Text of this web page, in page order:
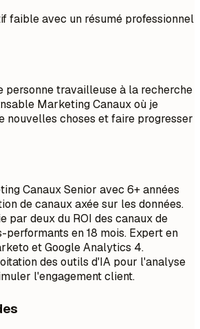
faible avec un résumé professionnel
personne travailleuse à la recherche
Marketing Canaux où je
nouvelles choses et faire progresser
Canaux Senior avec 6+ années
de canaux axée sur les données.
par deux du ROI des canaux de
performants en 18 mois. Expert en
et Google Analytics 4.
des outils d'IA pour l'analyse
l'engagement client.